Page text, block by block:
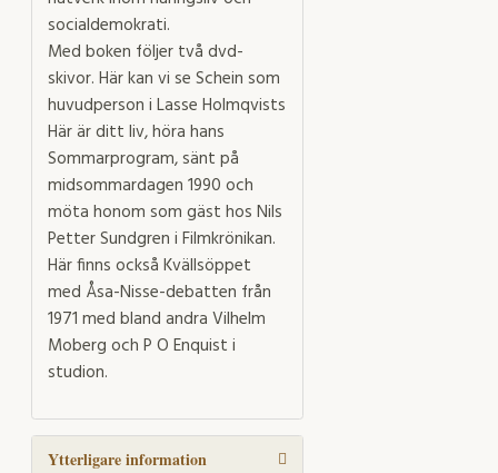
socialdemokrati.
Med boken följer två dvd-
skivor. Här kan vi se Schein som
huvudperson i Lasse Holmqvists
Här är ditt liv, höra hans
Sommarprogram, sänt på
midsommardagen 1990 och
möta honom som gäst hos Nils
Petter Sundgren i Filmkrönikan.
Här finns också Kvällsöppet
med Åsa-Nisse-debatten från
1971 med bland andra Vilhelm
Moberg och P O Enquist i
studion.
Ytterligare information